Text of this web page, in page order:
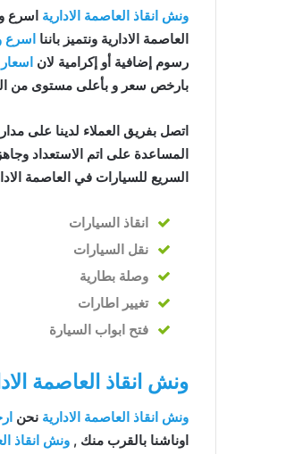
ونش انقاذ العاصمة الادارية اسرع
العاصمة الادارية ونتميز باننا اسرع
رسوم إضافية أو إكرامية لان
بارخص سعر و بأعلى مستوى من
اتصل بفريق العملاء لدينا على مدار 24 ساعة الان للحصول على
المساعدة على اتم الاستعداد
السريع للسيارات في العاصمة
انقاذ السيارات
نقل السيارات
وصلة بطارية
تغيير اطارات
فتح ابواب السيارة
ونش انقاذ العاصمة
ونش انقاذ العاصمة الادارية نحن
اوناشنا بالقرب منك , ونش انقاذ